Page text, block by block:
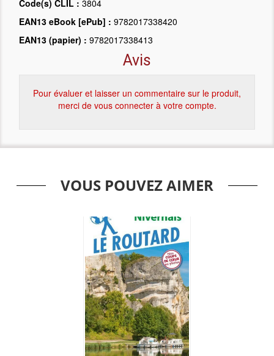
Code(s) CLIL : 3804
EAN13 eBook [ePub] : 9782017338420
EAN13 (papier) : 9782017338413
Avis
Pour évaluer et laisser un commentaire sur le produit,
merci de vous connecter à votre compte.
VOUS POUVEZ AIMER